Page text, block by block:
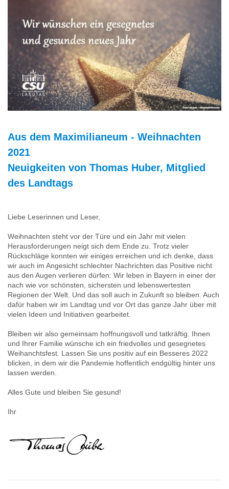
Aus dem Maximilianeum - Weihnachten
2021
Neuigkeiten von Thomas Huber, Mitglied
des Landtags
‌‌‌Liebe Leserinnen und Leser,
Weihnachten steht vor der Türe und ein Jahr mit vielen
Herausforderungen neigt sich dem Ende zu. Trotz vieler
Rückschläge konnten wir einiges erreichen und ich denke, dass
wir auch im Angesicht schlechter Nachrichten das Positive nicht
aus den Augen verlieren dürfen: Wir leben in Bayern in einer der
nach wie vor schönsten, sichersten und lebenswertesten
Regionen der Welt. Und das soll auch in Zukunft so bleiben. Auch
dafür haben wir im Landtag und vor Ort das ganze Jahr über mit
vielen Ideen und Initiativen gearbeitet.
Bleiben wir also gemeinsam hoffnungsvoll und tatkräftig. Ihnen
und Ihrer Familie wünsche ich ein friedvolles und gesegnetes
Weihanchtsfest. Lassen Sie uns positiv auf ein Besseres 2022
blicken, in dem wir die Pandemie hoffentlich endgültig hinter uns
lassen werden.
Alles Gute und bleiben Sie gesund!
Ihr